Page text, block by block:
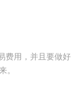
费用，并且要做好
。